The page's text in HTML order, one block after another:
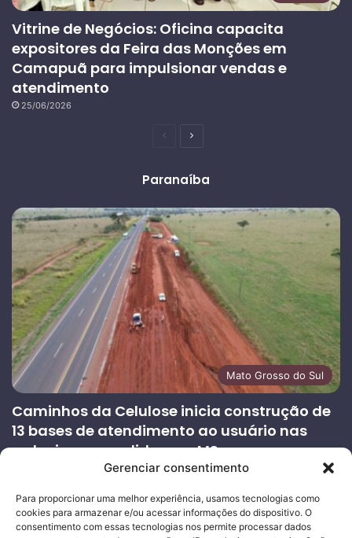
Gerenciar consentimento
Para proporcionar uma melhor experiência, usamos tecnologias como
cookies para armazenar e/ou acessar informações do dispositivo. O
consentimento com essas tecnologias nos permite processar dados
Vitrine de Negócios: Oficina capacita
expositores da Feira das Monções em
Camapuã para impulsionar vendas e
atendimento
25/06/2026
PáginaPróxima
Paranaíba
Mato Grosso do Sul
Caminhos da Celulose inicia construção de
13 bases de atendimento ao usuário nas
rodovias concedidas em MS
Página
anterior
Próxima
página